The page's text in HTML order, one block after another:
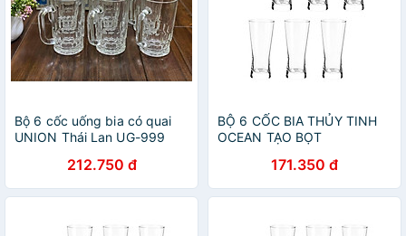
Bộ 6 cốc uống bia có quai
UNION Thái Lan UG-999
212.750 đ
BỘ 6 CỐC BIA THỦY TINH
OCEAN TẠO BỌT
171.350 đ